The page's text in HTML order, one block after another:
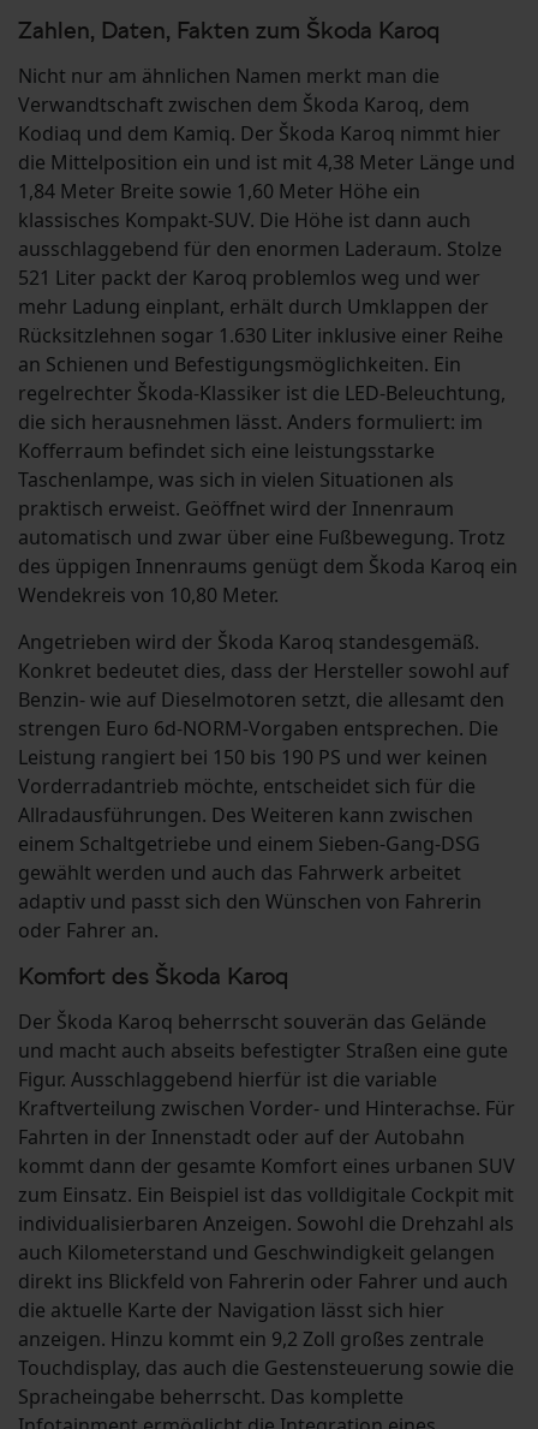
Zahlen, Daten, Fakten zum Škoda Karoq
Nicht nur am ähnlichen Namen merkt man die
Verwandtschaft zwischen dem Škoda Karoq, dem
Kodiaq und dem Kamiq. Der Škoda Karoq nimmt hier
die Mittelposition ein und ist mit 4,38 Meter Länge und
1,84 Meter Breite sowie 1,60 Meter Höhe ein
klassisches Kompakt-SUV. Die Höhe ist dann auch
ausschlaggebend für den enormen Laderaum. Stolze
521 Liter packt der Karoq problemlos weg und wer
mehr Ladung einplant, erhält durch Umklappen der
Rücksitzlehnen sogar 1.630 Liter inklusive einer Reihe
an Schienen und Befestigungsmöglichkeiten. Ein
regelrechter Škoda-Klassiker ist die LED-Beleuchtung,
die sich herausnehmen lässt. Anders formuliert: im
Kofferraum befindet sich eine leistungsstarke
Taschenlampe, was sich in vielen Situationen als
praktisch erweist. Geöffnet wird der Innenraum
automatisch und zwar über eine Fußbewegung. Trotz
des üppigen Innenraums genügt dem Škoda Karoq ein
Wendekreis von 10,80 Meter.
Angetrieben wird der Škoda Karoq standesgemäß.
Konkret bedeutet dies, dass der Hersteller sowohl auf
Benzin- wie auf Dieselmotoren setzt, die allesamt den
strengen Euro 6d-NORM-Vorgaben entsprechen. Die
Leistung rangiert bei 150 bis 190 PS und wer keinen
Vorderradantrieb möchte, entscheidet sich für die
Allradausführungen. Des Weiteren kann zwischen
einem Schaltgetriebe und einem Sieben-Gang-DSG
gewählt werden und auch das Fahrwerk arbeitet
adaptiv und passt sich den Wünschen von Fahrerin
oder Fahrer an.
Komfort des Škoda Karoq
Der Škoda Karoq beherrscht souverän das Gelände
und macht auch abseits befestigter Straßen eine gute
Figur. Ausschlaggebend hierfür ist die variable
Kraftverteilung zwischen Vorder- und Hinterachse. Für
Fahrten in der Innenstadt oder auf der Autobahn
kommt dann der gesamte Komfort eines urbanen SUV
zum Einsatz. Ein Beispiel ist das volldigitale Cockpit mit
individualisierbaren Anzeigen. Sowohl die Drehzahl als
auch Kilometerstand und Geschwindigkeit gelangen
direkt ins Blickfeld von Fahrerin oder Fahrer und auch
die aktuelle Karte der Navigation lässt sich hier
anzeigen. Hinzu kommt ein 9,2 Zoll großes zentrale
Touchdisplay, das auch die Gestensteuerung sowie die
Spracheingabe beherrscht. Das komplette